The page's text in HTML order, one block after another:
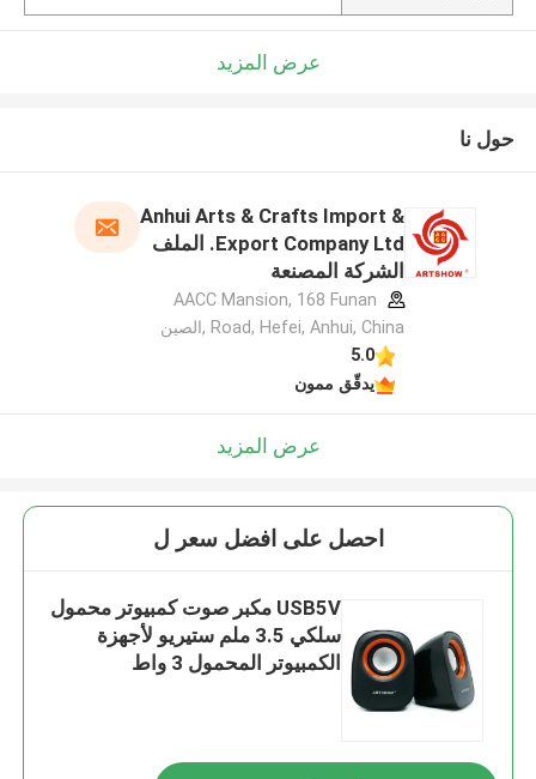
عرض المزيد
حول نا
Anhui Arts & Crafts Import &
Export Company Ltd. الملف
الشركة المصنعة
AACC Mansion, 168 Funan
Road, Hefei, Anhui, China ,الصين
5.0
يدقّق ممون
عرض المزيد
احصل على افضل سعر ل
USB5V مكبر صوت كمبيوتر محمول
سلكي 3.5 ملم ستيريو لأجهزة
الكمبيوتر المحمول 3 واط